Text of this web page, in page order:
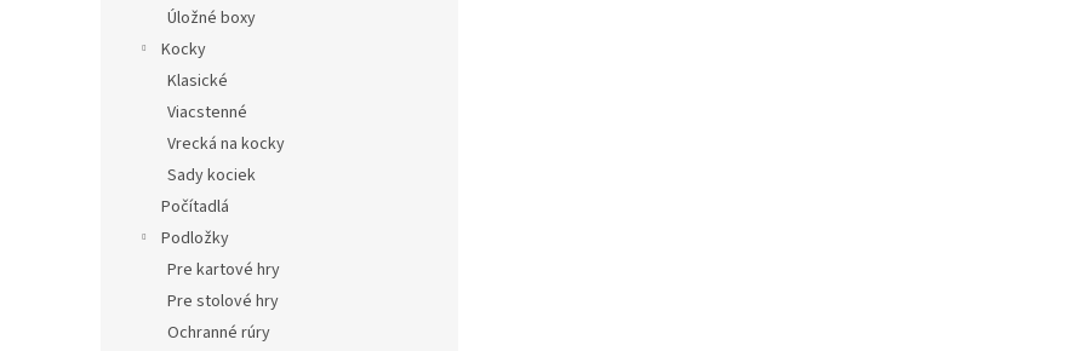
Úložné boxy
Kocky
Klasické
Viacstenné
Vrecká na kocky
Sady kociek
Počítadlá
Podložky
Pre kartové hry
Pre stolové hry
Ochranné rúry